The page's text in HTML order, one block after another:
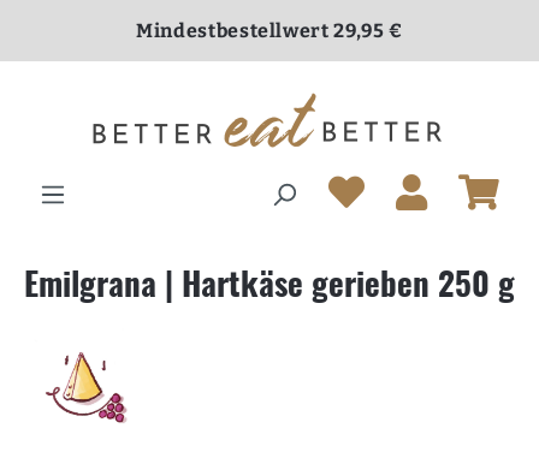
Mindestbestellwert 29,95 €
Versandkostenfrei ab 70,00 €
Emilgrana | Hartkäse gerieben 250 g